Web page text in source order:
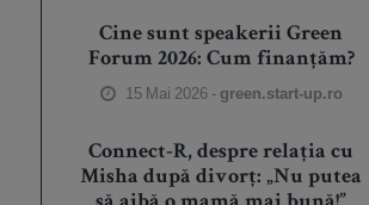
Cine sunt speakerii Green
Forum 2026: Cum finanțăm?
15 Mai 2026 - green.start-up.ro
Connect-R, despre relația cu
Misha după divorț: „Nu putea